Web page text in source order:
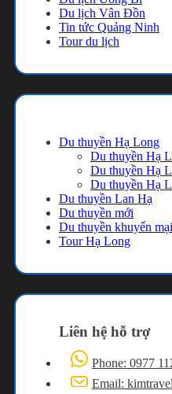
Du lịch Vân Đồn
Tin tức Quảng Ninh
Tour du lịch
Du thuyền Hạ Long
Du thuyền Hạ
Du thuyền Hạ
Du thuyền Hạ
Du thuyền Lan Hạ
Du thuyền mới
Du thuyền khuyến mại
Tour Hạ Long
Liên hệ hỗ trợ
Phone: 0977
Email: